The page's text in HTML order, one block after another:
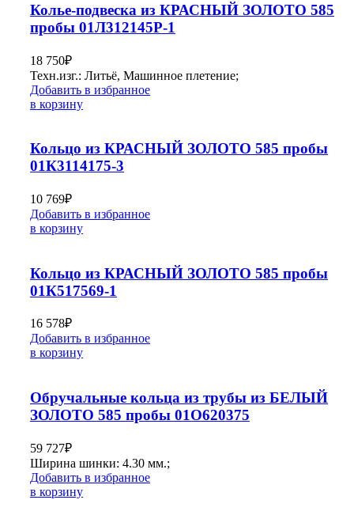
Колье-подвеска из КРАСНЫЙ ЗОЛОТО 585
пробы 01Л312145Р-1
18 750₽
Техн.изг.: Литьё, Машинное плетение;
Добавить в избранное
в корзину
Кольцо из КРАСНЫЙ ЗОЛОТО 585 пробы
01К3114175-3
10 769₽
Добавить в избранное
в корзину
Кольцо из КРАСНЫЙ ЗОЛОТО 585 пробы
01К517569-1
16 578₽
Добавить в избранное
в корзину
Обручальные кольца из трубы из БЕЛЫЙ
ЗОЛОТО 585 пробы 01О620375
59 727₽
Ширина шинки: 4.30 мм.;
Добавить в избранное
в корзину